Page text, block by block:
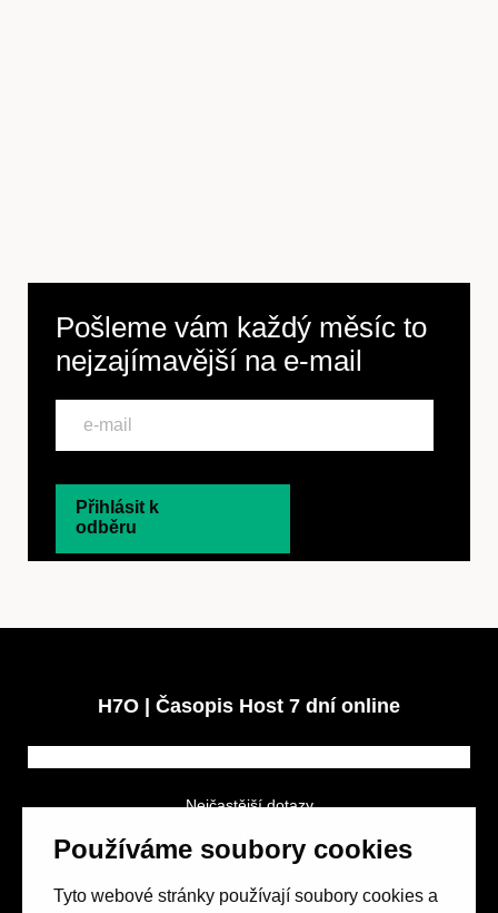
Používáme soubory cookies
Tyto webové stránky používají soubory cookies a
Pošleme vám každý měsíc to
nejzajímavější na e-mail
Přihlásit k
odběru
H7O | Časopis Host 7 dní online
Nejčastější dotazy
Obchodní podmínky